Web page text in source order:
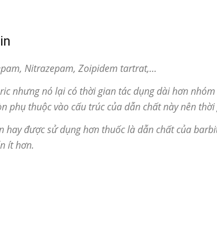
Nitrazepam, Zoipidem tartrat,…
nhưng nó lại có thời gian tác dụng dài hơn
phụ thuộc vào cấu trúc của dẫn chất này nên
được sử dụng hơn thuốc là dẫn chất của
ít hơn.